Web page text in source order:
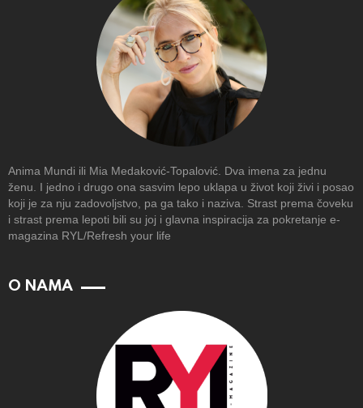
Anima Mundi ili Mia Medaković-Topalović. Dva imena za jednu
ženu. I jedno i drugo ona sasvim lepo uklapa u život koji živi i posao
koji je za nju zadovoljstvo, pa ga tako i naziva. Strast prema čoveku
i strast prema lepoti bili su joj i glavna inspiracija za pokretanje e-
magazina RYL/Refresh your life
O NAMA